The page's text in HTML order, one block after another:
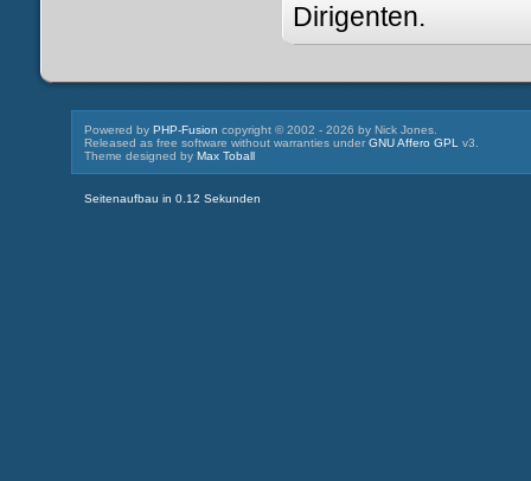
Dirigenten.
Powered byPHP-Fusion copyright © 2002 - 2026 by Nick Jones.
Released as free software without warranties underGNU Affero GPL
v3.
Theme designed byMax Toball
Seitenaufbau in 0.12 Sekunden